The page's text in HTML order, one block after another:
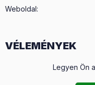
Weboldal:
VÉLEMÉNYEK
Legyen Ön